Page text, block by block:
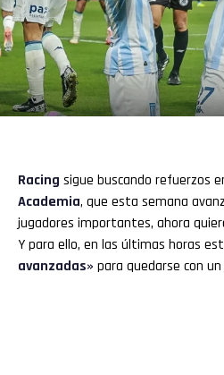
Racing sigue buscando refuerzos
Academia, que esta semana
jugadores importantes, ahora
Y para ello, en las últimas horas
avanzadas» para quedarse con